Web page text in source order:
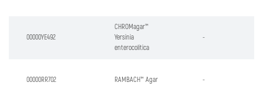
00000YE492
CHROMagar™
Yersinia
enterocolitica
-
00000RR702 RAMBACH™ Agar -